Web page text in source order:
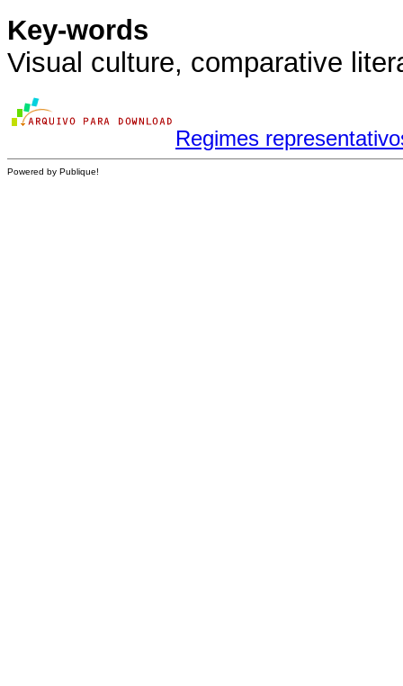
Key-words
Visual culture, comparative
Regimes
Powered by Publique!